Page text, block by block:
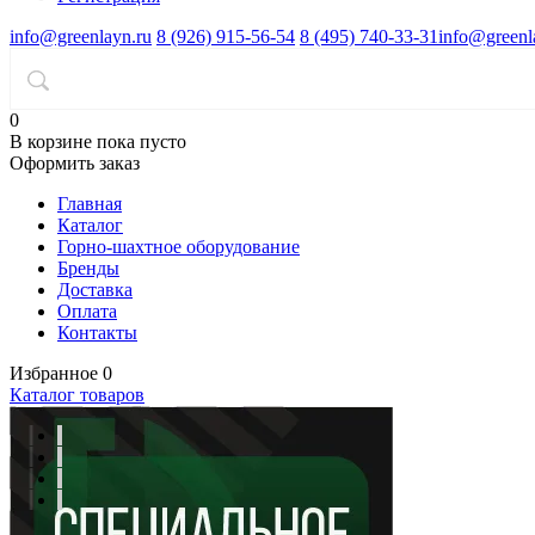
info@greenlayn.ru 8 (926) 915-56-54 8 (495) 740-33-31
0
В корзине пока пусто
Оформить заказ
Главная
Каталог
Горно-шахтное оборудование
Бренды
Доставка
Оплата
Контакты
Избранное 0
Каталог товаров